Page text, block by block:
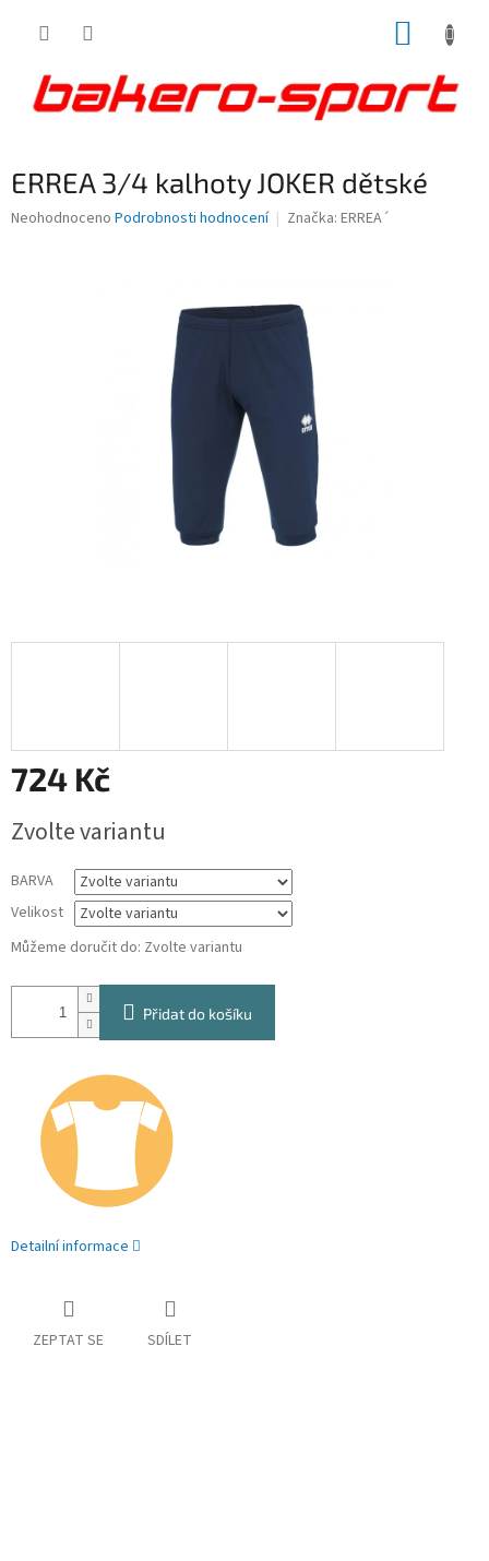
ERREA 3/4 kalhoty JOKER dětské
Průměrné
Neohodnoceno Podrobnosti hodnocení Značka: ERREA´
724 Kč
cena:
Zvolte variantu
BARVA
Velikost
Můžeme doručit do: Zvolte variantu
Přidat do košíku
Detailní informace
ZEPTAT SE SDÍLET